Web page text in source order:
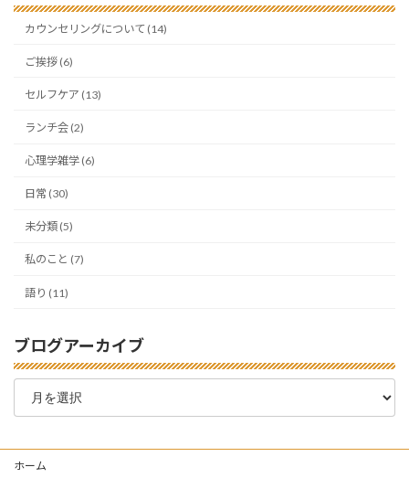
カウンセリングについて (14)
ご挨拶 (6)
セルフケア (13)
ランチ会 (2)
心理学雑学 (6)
日常 (30)
未分類 (5)
私のこと (7)
語り (11)
ブログアーカイブ
ブ
グ
ー
カ
ホーム